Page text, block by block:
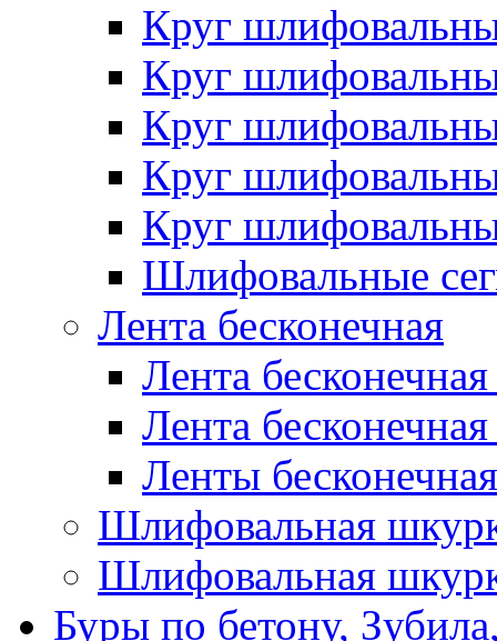
Круг
Круг
Круг
Круг
Круг
Шлифовальные
Лента бесконечная
Лента
Лента
Ленты
Шлифовальная
Шлифовальная
Буры по бетону,